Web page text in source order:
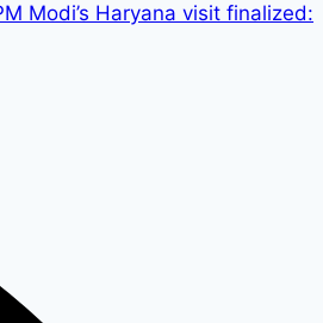
Modi’s Haryana visit finalized: